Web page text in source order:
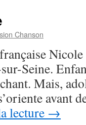
Chanson
Seine.
Mais,
avant
lecture →